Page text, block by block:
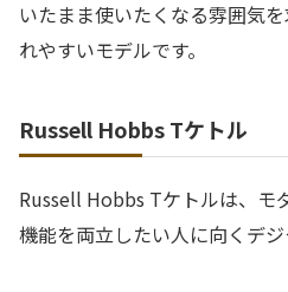
いたまま使いたくなる雰囲気
れやすいモデルです。
Russell Hobbs Tケトル
Russell Hobbs Tケトルは、モ
機能を両立したい人に向くデジ